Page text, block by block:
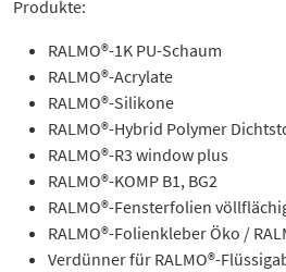
Produkte:
RALMO®-1K PU-Schaum
RALMO®-Acrylate
RALMO®-Silikone
RALMO®-Hybrid Polymer
RALMO®-R3 window plus
RALMO®-KOMP B1, BG2
RALMO®-Fensterfolien
RALMO®-Folienkleber Öko /
Verdünner für RALMO®-